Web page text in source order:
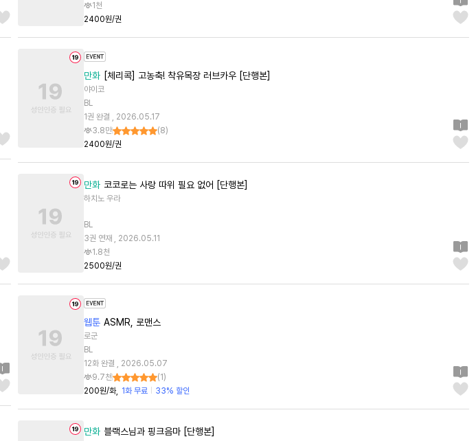
1천
2400원/권
만화 [체리콕] 고농축! 착유목장 러브카우 [단행본]
야이코
BL
1권 완결 , 2026.05.17
3.8만
(8)
2400원/권
만화 코코로는 사랑 따위 필요 없어 [단행본]
하치노 우라
BL
3권 연재 , 2026.05.11
1.8천
2500원/권
웹툰 ASMR, 로맨스
로군
BL
12화 완결 , 2026.05.07
9.7천
(1 )
200원/화
1화 무료 33% 할인
만화 블랙스님과 핑크음마 [단행본]